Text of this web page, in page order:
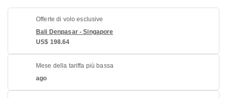
Offerte di volo esclusive
Bali Denpasar - Singapore
US$ 198.64
Mese della tariffa più bassa
ago